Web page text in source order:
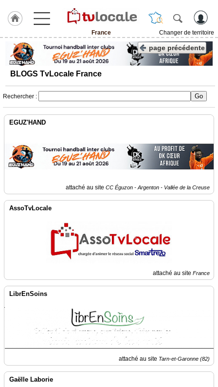
France
Changer de territoire
J'adhère
Hulcoq
TvLocale
France
Agenda
Vidéos
Médias
annuaire
éditeur
BLOGS TvLocale France
page précédente
Rechercher :
EGUZ'HAND
attaché au site CC Éguzon - Argenton - Vallée de la Creuse
AssoTvLocale
attaché au site France
LibrEnSoins
attaché au site Tarn-et-Garonne (82)
Gaëlle Laborie